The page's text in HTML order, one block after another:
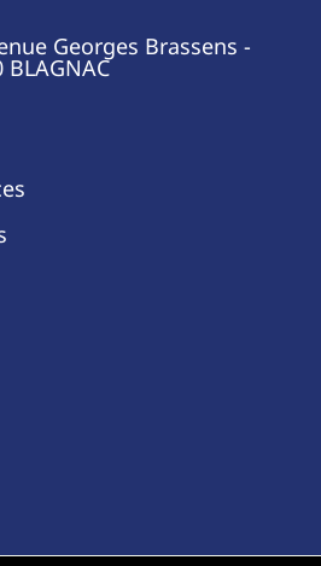
Georges Brassens -
BLAGNAC